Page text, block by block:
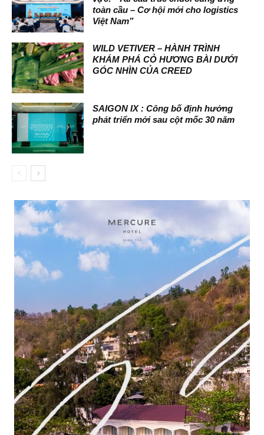
toàn cầu – Cơ hội mới cho logistics
Việt Nam”
WILD VETIVER – HÀNH TRÌNH
KHÁM PHÁ CỎ HƯƠNG BÀI DƯỚI
GÓC NHÌN CỦA CREED
SAIGON IX : Công bố định hướng
phát triển mới sau cột mốc 30 năm